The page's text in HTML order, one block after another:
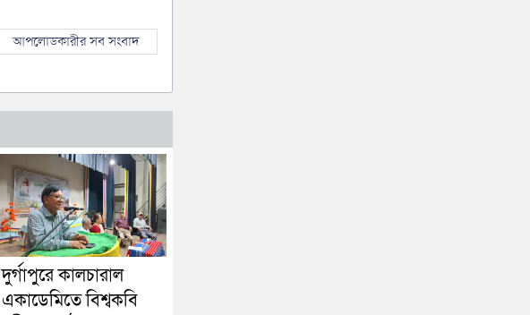
আপলোডকারীর সব সংবাদ
দুর্গাপুরে কালচারাল
একাডেমিতে বিশ্বকবি